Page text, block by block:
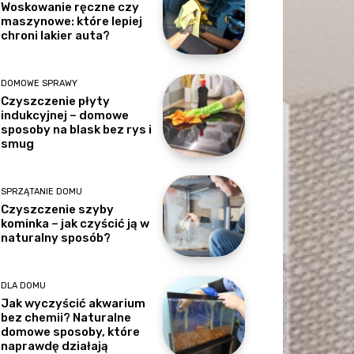
Woskowanie ręczne czy
maszynowe: które lepiej
chroni lakier auta?
DOMOWE SPRAWY
Czyszczenie płyty
indukcyjnej – domowe
sposoby na blask bez rys i
smug
SPRZĄTANIE DOMU
Czyszczenie szyby
kominka – jak czyścić ją w
naturalny sposób?
DLA DOMU
Jak wyczyścić akwarium
bez chemii? Naturalne
domowe sposoby, które
naprawdę działają